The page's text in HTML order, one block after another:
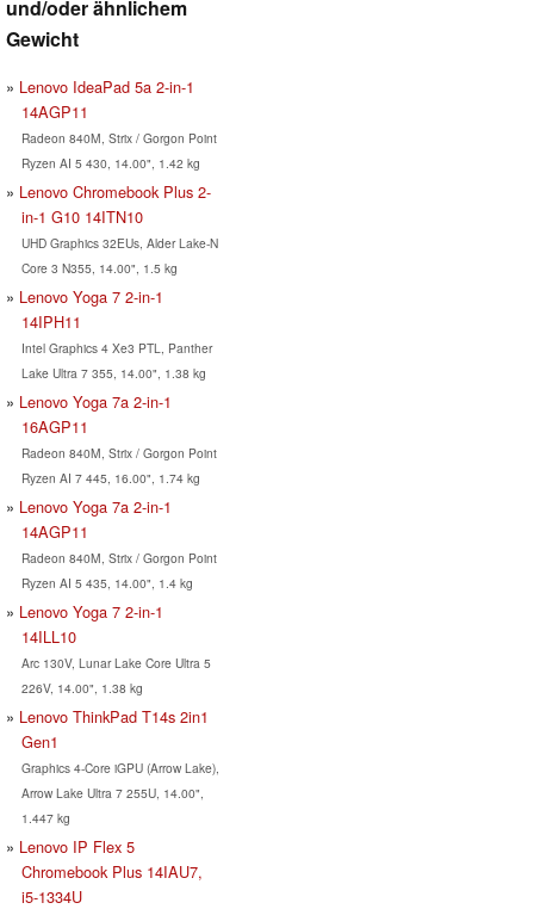
und/oder ähnlichem
Gewicht
Lenovo IdeaPad 5a 2-in-1
14AGP11
Radeon 840M, Strix / Gorgon Point
Ryzen AI 5 430, 14.00", 1.42 kg
Lenovo Chromebook Plus 2-
in-1 G10 14ITN10
UHD Graphics 32EUs, Alder Lake-N
Core 3 N355, 14.00", 1.5 kg
Lenovo Yoga 7 2-in-1
14IPH11
Intel Graphics 4 Xe3 PTL, Panther
Lake Ultra 7 355, 14.00", 1.38 kg
Lenovo Yoga 7a 2-in-1
16AGP11
Radeon 840M, Strix / Gorgon Point
Ryzen AI 7 445, 16.00", 1.74 kg
Lenovo Yoga 7a 2-in-1
14AGP11
Radeon 840M, Strix / Gorgon Point
Ryzen AI 5 435, 14.00", 1.4 kg
Lenovo Yoga 7 2-in-1
14ILL10
Arc 130V, Lunar Lake Core Ultra 5
226V, 14.00", 1.38 kg
Lenovo ThinkPad T14s 2in1
Gen1
Graphics 4-Core iGPU (Arrow Lake),
Arrow Lake Ultra 7 255U, 14.00",
1.447 kg
Lenovo IP Flex 5
Chromebook Plus 14IAU7,
i5-1334U